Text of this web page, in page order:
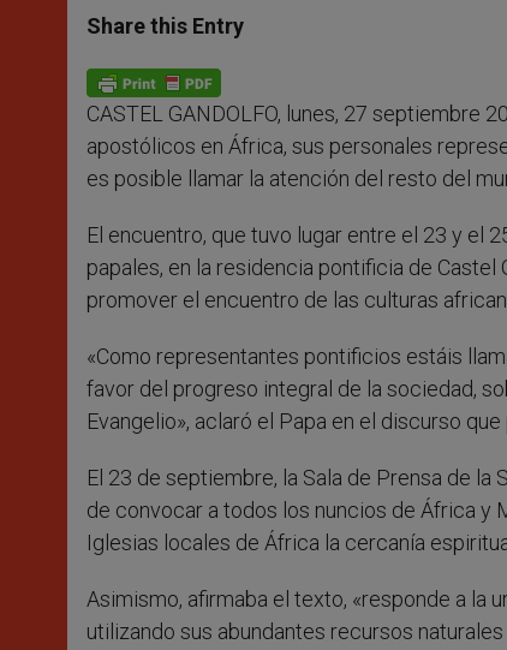
t
s
p
p
s
e
g
e
r
e
b
o
k
Share this Entry
CASTEL GANDOLFO, lunes, 27 septiembre
apostólicos en África, sus personales
es posible llamar la atención del resto del
El encuentro, que tuvo lugar entre el 23 y el
papales, en la residencia pontificia de
promover el encuentro de las culturas
«Como representantes pontificios estáis
favor del progreso integral de la sociedad,
Evangelio», aclaró el Papa en el discurso
El 23 de septiembre, la Sala de Prensa de
de convocar a todos los nuncios de África y
Iglesias locales de África la cercanía
Asimismo, afirmaba el texto, «responde a la
utilizando sus abundantes recursos